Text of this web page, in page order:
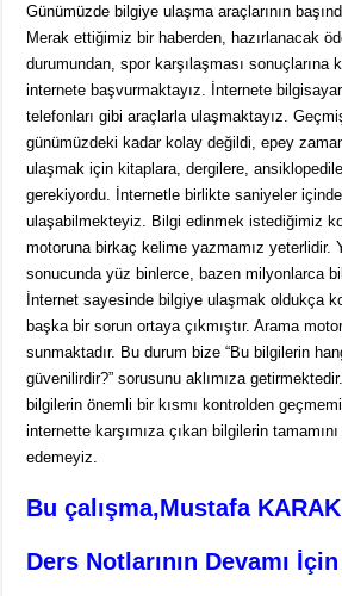
Günümüzde bilgiye ulaşma araçlarının
Merak ettiğimiz bir haberden, hazırlanacak
durumundan, spor karşılaşması sonuçlarına
internete başvurmaktayız. İnternete
telefonları gibi araçlarla ulaşmaktayız.
günümüzdeki kadar kolay değildi, epey
ulaşmak için kitaplara, dergilere,
gerekiyordu. İnternetle birlikte saniyeler
ulaşabilmekteyiz. Bilgi edinmek istediğimiz
motoruna birkaç kelime yazmamız yeterlidir.
sonucunda yüz binlerce, bazen milyonlarca
İnternet sayesinde bilgiye ulaşmak oldukça
başka bir sorun ortaya çıkmıştır. Arama
sunmaktadır. Bu durum bize “Bu bilgilerin
güvenilirdir?” sorusunu aklımıza
bilgilerin önemli bir kısmı kontrolden
internette karşımıza çıkan bilgilerin
edemeyiz.
Bu çalışma,Mustafa
Ders Notlarının Devamı İçin